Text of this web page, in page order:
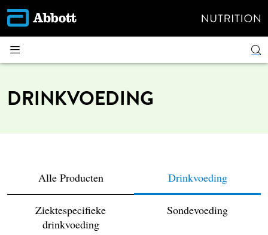
DRINKVOEDING
Alle Producten Drinkvoeding
Ziektespecifieke
drinkvoeding
Sondevoeding